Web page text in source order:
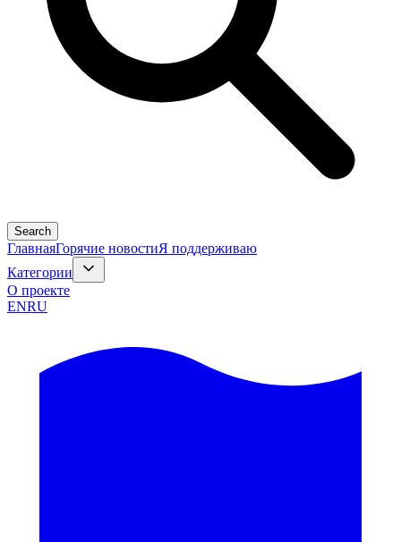
Search
ГлавнаяГорячие новостиЯ поддерживаю
Категории
О проекте
ENRU